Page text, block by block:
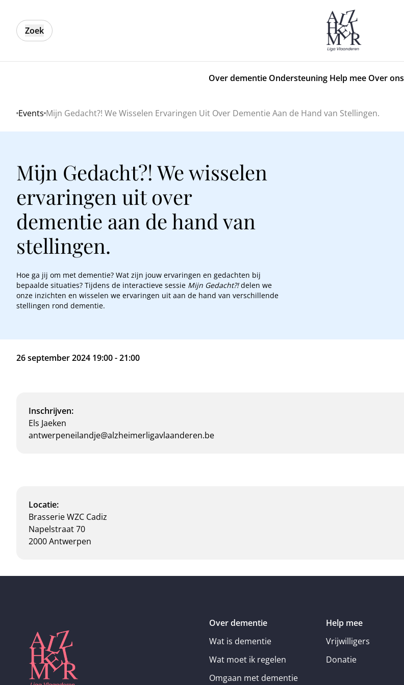
Zoek
Over dementie Ondersteuning Help mee Over ons
Home
Events Mijn Gedacht?! We Wisselen Ervaringen Uit Over Dementie Aan de Hand van Stellingen.
Mijn Gedacht?! We wisselen
ervaringen uit over
dementie aan de hand van
stellingen.
Hoe ga jij om met dementie? Wat zijn jouw ervaringen en gedachten bij
bepaalde situaties? Tijdens de interactieve sessie Mijn Gedacht?!delen we
onze inzichten en wisselen we ervaringen uit aan de hand van verschillende
stellingen rond dementie.
26 september 2024 19:00 - 21:00
Inschrijven:
Els Jaeken
antwerpeneilandje@alzheimerligavlaanderen.be
Locatie:
Brasserie WZC Cadiz
Napelstraat 70
2000 Antwerpen
Over dementie
Wat is dementie
Wat moet ik regelen
Omgaan met dementie
Help mee
Vrijwilligers
Donatie